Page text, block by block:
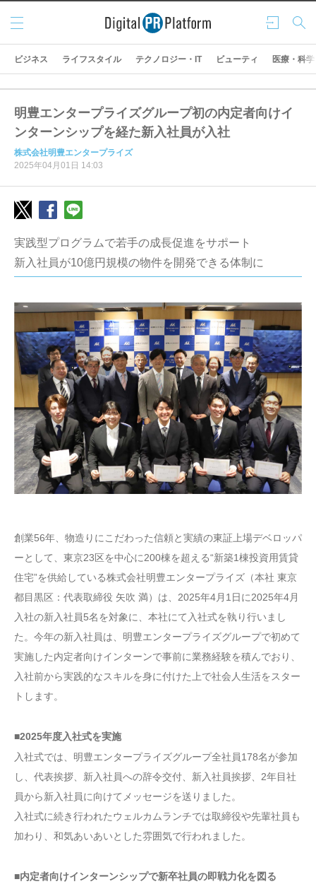
ログ
イン
検索
メニ
ュー
ビジネス ライフスタイル テクノロジー・IT ビューティ 医療・科学
明豊エンタープライズグループ初の内定者向けイ
ンターンシップを経た新入社員が入社
株式会社明豊エンタープライズ
2025年04月01日 14:03
実践型プログラムで若手の成長促進をサポート
新入社員が10億円規模の物件を開発できる体制に
創業56年、物造りにこだわった信頼と実績の東証上場デベロッパ
ーとして、東京23区を中心に200棟を超える“新築1棟投資用賃貸
住宅”を供給している株式会社明豊エンタープライズ（本社 東京
都目黒区：代表取締役 矢吹 満）は、2025年4月1日に2025年4月
入社の新入社員5名を対象に、本社にて入社式を執り行いまし
た。今年の新入社員は、明豊エンタープライズグループで初めて
実施した内定者向けインターンで事前に業務経験を積んでおり、
入社前から実践的なスキルを身に付けた上で社会人生活をスター
トします。
■2025年度入社式を実施
入社式では、明豊エンタープライズグループ全社員178名が参加
し、代表挨拶、新入社員への辞令交付、新入社員挨拶、2年目社
員から新入社員に向けてメッセージを送りました。
入社式に続き行われたウェルカムランチでは取締役や先輩社員も
加わり、和気あいあいとした雰囲気で行われました。
■内定者向けインターンシップで新卒社員の即戦力化を図る